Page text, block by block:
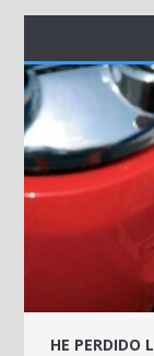
HE PERDIDO